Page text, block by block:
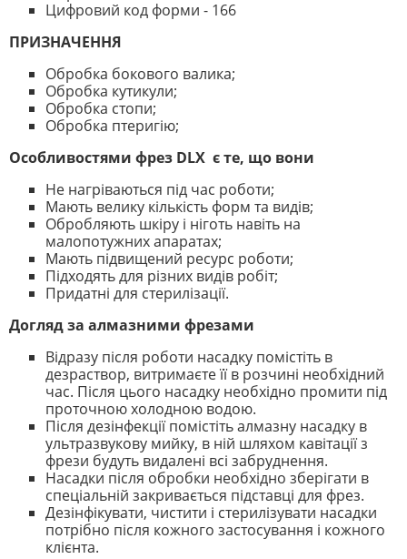
Цифровий код форми - 166
ПРИЗНАЧЕННЯ
Обробка бокового валика;
Обробка кутикули;
Обробка стопи;
Обробка птеригію;
Особливостями фрез DLX є те, що вони
Не нагріваються під час роботи;
Мають велику кількість форм та видів;
Обробляють шкіру і ніготь навіть на
малопотужних апаратах;
Мають підвищений ресурс роботи;
Підходять для різних видів робіт;
Придатні для стерилізації.
Догляд за алмазними фрезами
Відразу після роботи насадку помістіть в
дезраствор, витримаєте її в розчині необхідний
час. Після цього насадку необхідно промити під
проточною холодною водою.
Після дезінфекції помістіть алмазну насадку в
ультразвукову мийку, в ній шляхом кавітації з
фрези будуть видалені всі забруднення.
Насадки після обробки необхідно зберігати в
спеціальній закривається підставці для фрез.
Дезінфікувати, чистити і стерилізувати насадки
потрібно після кожного застосування і кожного
клієнта.